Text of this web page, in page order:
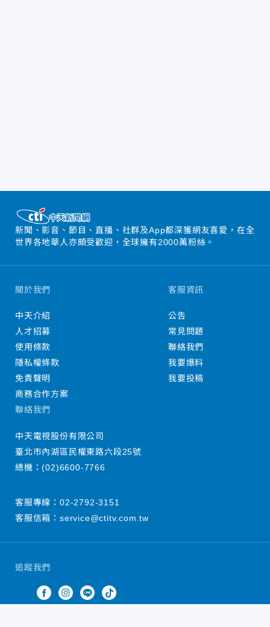
新聞、影音、節目、直播、社群及App都深獲網友喜愛，在全
世界各地華人亦頗受歡迎，全球擁有2000萬粉絲。
追蹤我們
關於我們
中天介紹
人才招募
使用條款
隱私權條款
免責聲明
商務合作方案
客服資訊
公告
常見問題
聯絡我們
我要爆料
我要投稿
聯絡我們
中天電視股份有限公司
臺北市內湖區民權東路六段25號
總機：(02)6600-7766
客服專線： 02-2792-3151
客服信箱： service@ctitv.com.tw